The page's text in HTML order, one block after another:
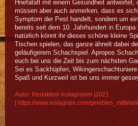
Hnefatafl mit einem Gesundheit antwortet,
müssen aber auch anmerken, dass es
Symptom der Pest handelt, sondern um
bereits seit dem 10. Jahrhundert in Europa
natürlich könnt ihr dieses schöne kleine
Tischen spielen, das ganze ähnelt dabei
geläufigerem Schachspiel. Apropos
euch bei uns die Zeit bis zum nächsten
Sei es Sackhüpfen,
Spaß und Kurzweil ist bei uns immer
Autor: Redaktion Instagramm |2021
https://www.instagram.com/